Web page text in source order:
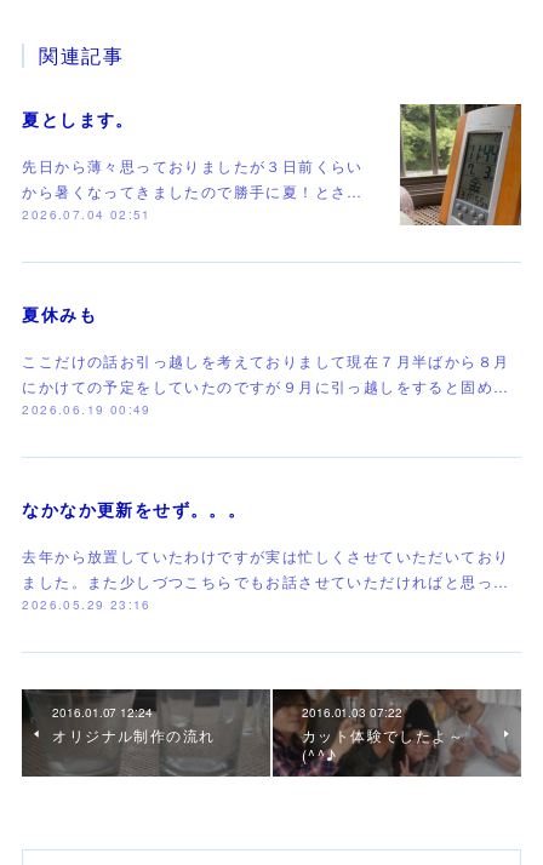
関連記事
夏とします。
先日から薄々思っておりましたが３日前くらい
から暑くなってきましたので勝手に夏！とさ…
2026.07.04 02:51
夏休みも
ここだけの話お引っ越しを考えておりまして現在７月半ばから８月
にかけての予定をしていたのですが９月に引っ越しをすると固め…
2026.06.19 00:49
なかなか更新をせず。。。
去年から放置していたわけですが実は忙しくさせていただいており
ました。また少しづつこちらでもお話させていただければと思っ…
2026.05.29 23:16
2016.01.07 12:24
オリジナル制作の流れ
2016.01.03 07:22
カット体験でしたよ～
(^^♪